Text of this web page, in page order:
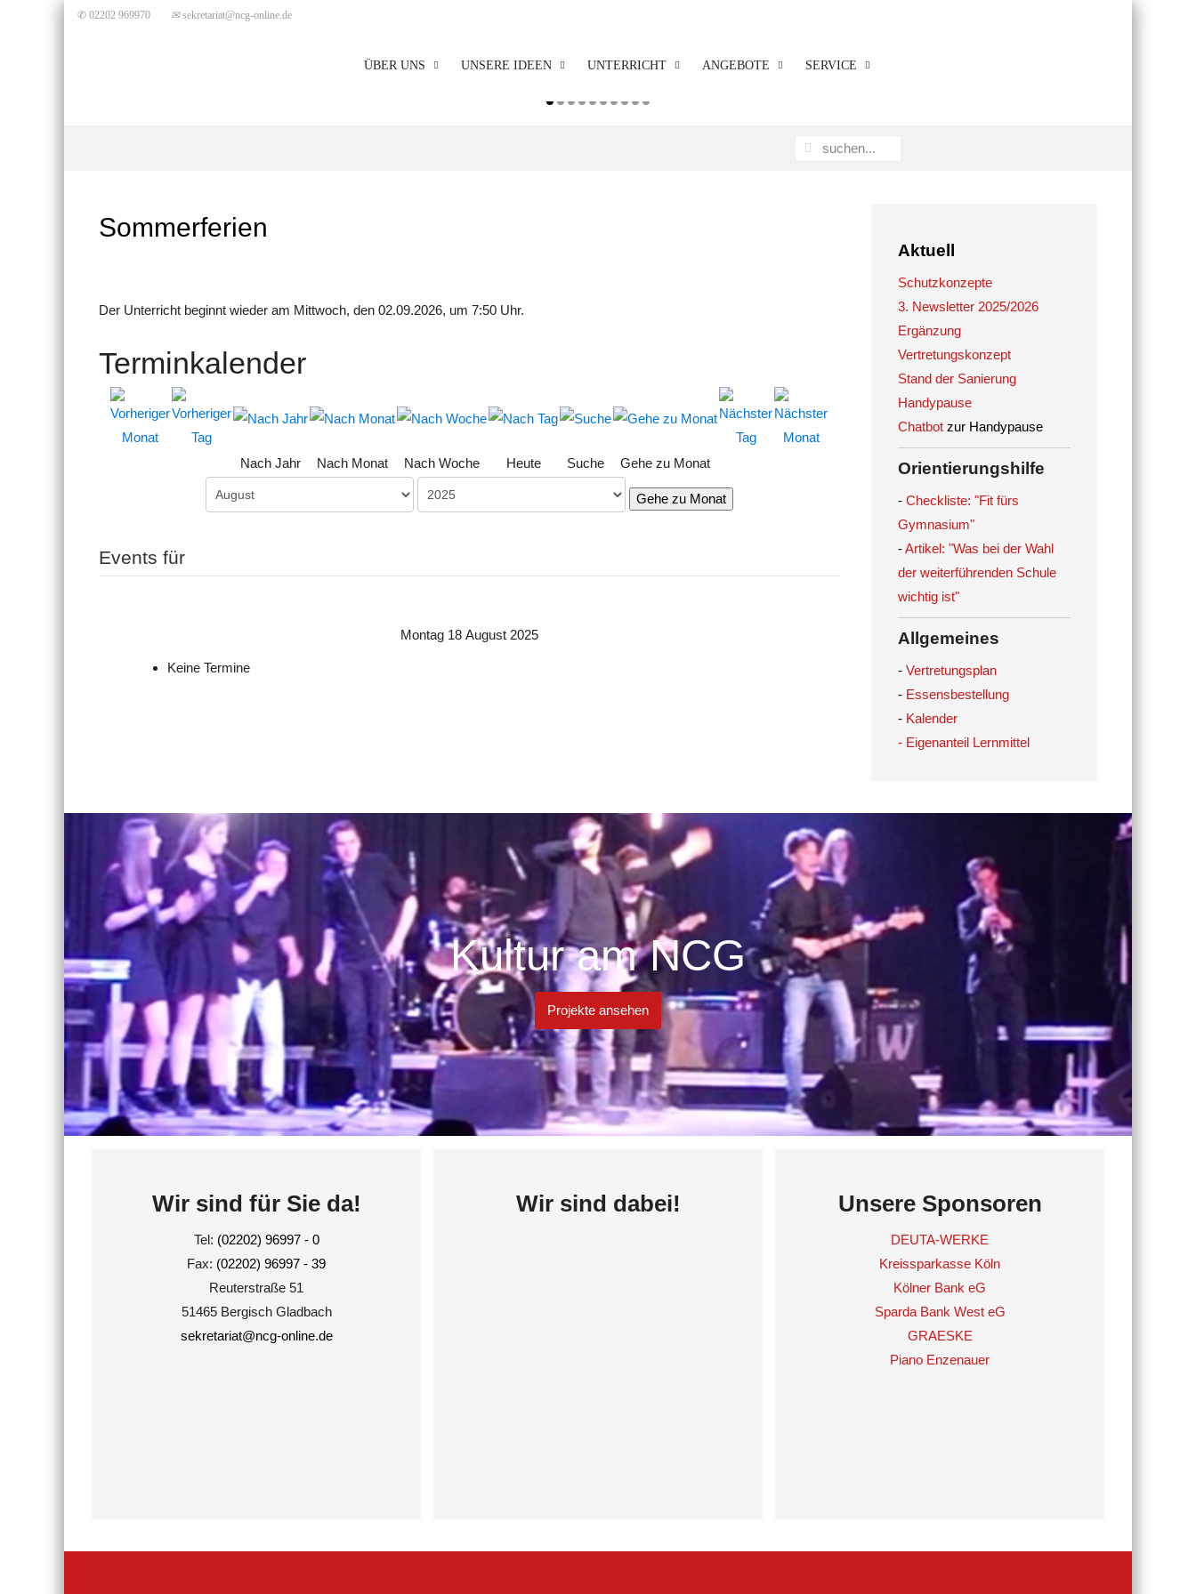
✆ 02202 969970 ✉sekretariat@ncg-online.de
ÜBER UNS UNSERE IDEEN UNTERRICHT ANGEBOTE SERVICE
Sommerferien
Der Unterricht beginnt wieder am Mittwoch, den 02.09.2026, um 7:50 Uhr.
Terminkalender
Nach Jahr Nach Monat Nach Woche Heute Suche Gehe zu Monat
Gehe zu Monat
Events für
Montag 18 August 2025
Keine Termine
Aktuell
Schutzkonzepte
3. Newsletter 2025/2026
Ergänzung
Vertretungskonzept
Stand der Sanierung
Handypause
Chatbotzur Handypause
Orientierungshilfe
- Checkliste: "Fit fürs
Gymnasium"
-Artikel: "Was bei der Wahl
der weiterführenden Schule
wichtig ist"
Allgemeines
- Vertretungsplan
- Essensbestellung
- Kalender
- Eigenanteil Lernmittel
Kultur am NCG
Projekte ansehen
Wir sind für Sie da!
Tel: (02202) 96997 - 0
Fax: (02202) 96997 - 39
Reuterstraße 51
51465 Bergisch Gladbach
sekretariat@ncg-online.de
Wir sind dabei! Unsere Sponsoren
DEUTA-WERKE
Kreissparkasse Köln
Kölner Bank eG
Sparda Bank West eG
GRAESKE
Piano Enzenauer